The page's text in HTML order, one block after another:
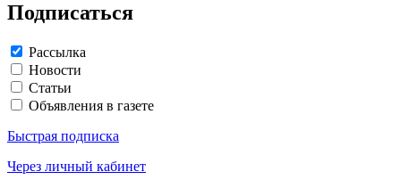
Подписаться
Рассылка
Новости
Статьи
Объявления в газете
Быстрая подписка
Через личный кабинет